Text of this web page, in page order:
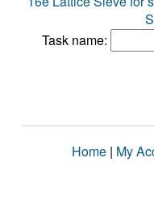
Task name:
Home | My